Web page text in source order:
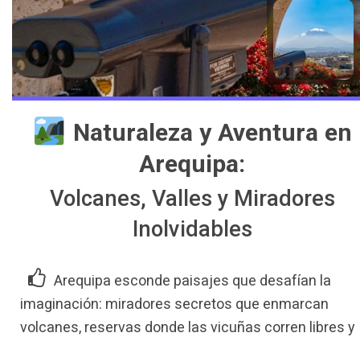
️ Naturaleza y Aventura en
Arequipa:
Volcanes, Valles y Miradores
Inolvidables
Arequipa esconde paisajes que desafían la
imaginación: miradores secretos que enmarcan
volcanes, reservas donde las vicuñas corren libres y